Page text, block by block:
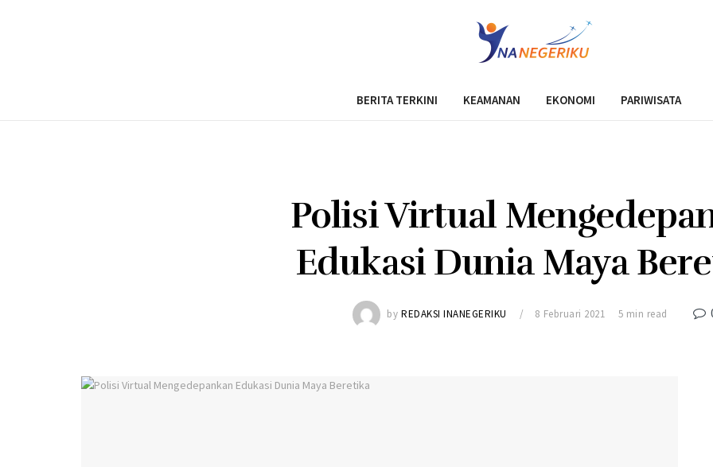
BERITA TERKINI KEAMANAN EKONOMI PARIWISATA
Polisi Virtual
Edukasi Dunia Maya
by REDAKSI INANEGERIKU 8 Februari 2021 5 min read